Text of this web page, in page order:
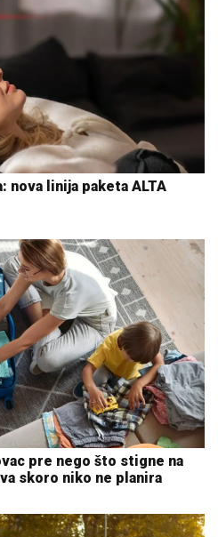
nova linija paketa ALTA
pre nego što stigne na
skoro niko ne planira